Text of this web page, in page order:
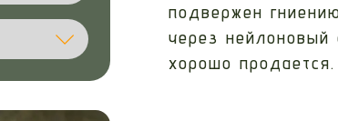
подвержен
через
хорошо продается.